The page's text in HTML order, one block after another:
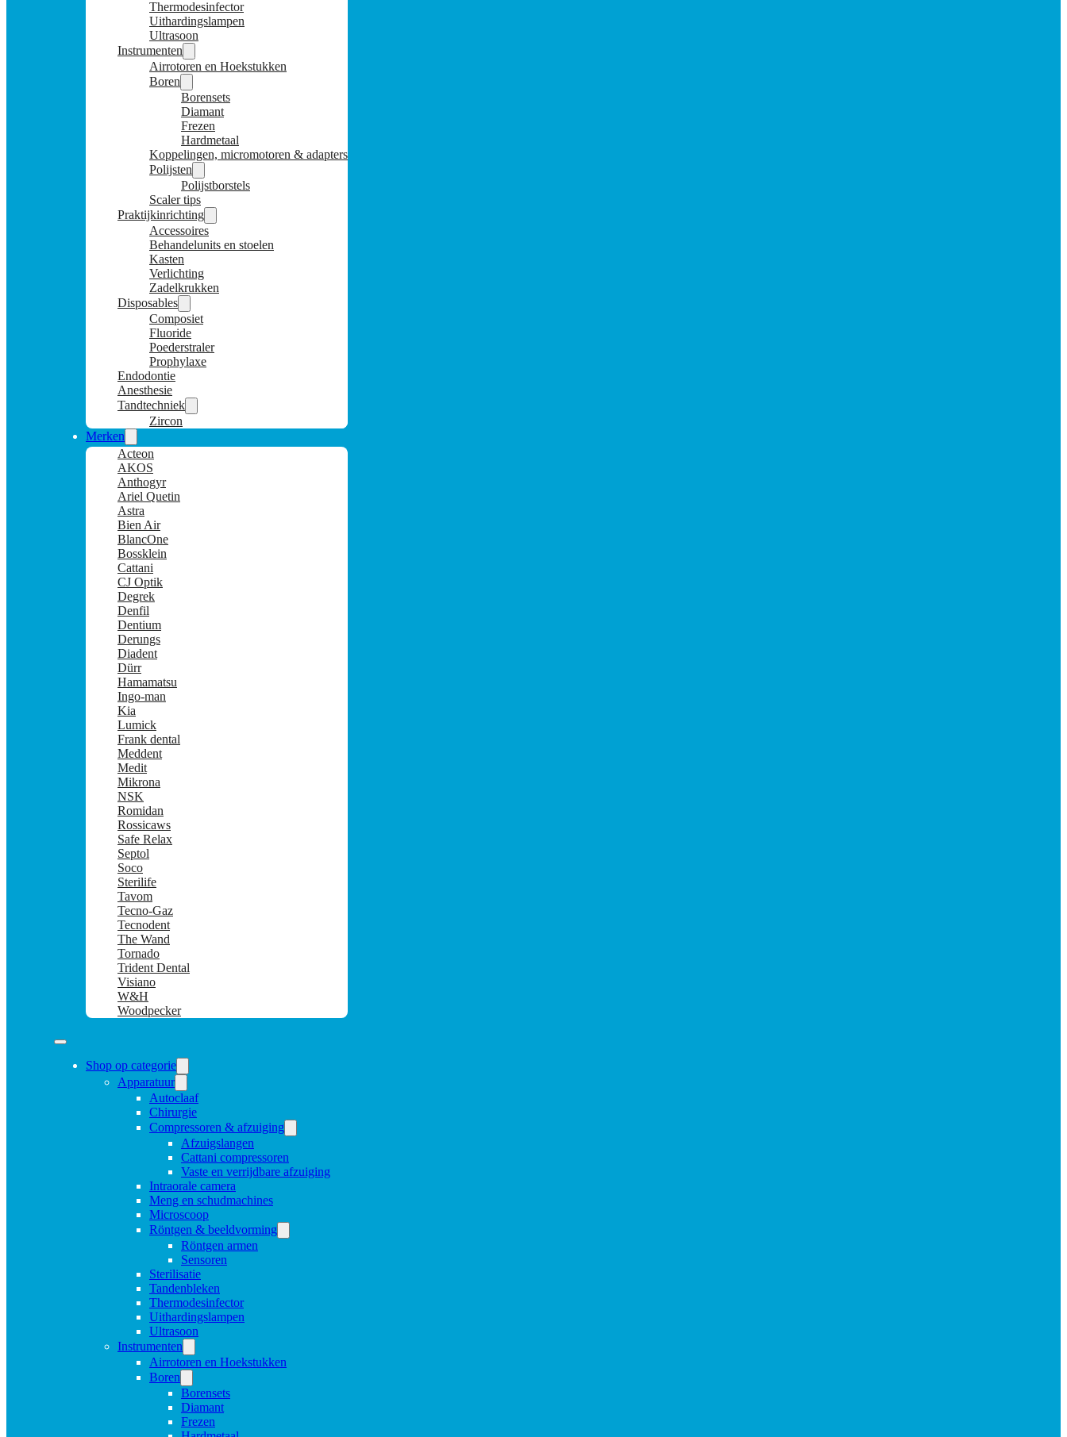
Thermodesinfector
Uithardingslampen
Ultrasoon
Instrumenten
Airrotoren en Hoekstukken
Boren
Borensets
Diamant
Frezen
Hardmetaal
Koppelingen, micromotoren & adapters
Polijsten
Polijstborstels
Scaler tips
Praktijkinrichting
Accessoires
Behandelunits en stoelen
Kasten
Verlichting
Zadelkrukken
Disposables
Composiet
Fluoride
Poederstraler
Prophylaxe
Endodontie
Anesthesie
Tandtechniek
Zircon
Merken
Acteon
AKOS
Anthogyr
Ariel Quetin
Astra
Bien Air
BlancOne
Bossklein
Cattani
CJ Optik
Degrek
Denfil
Dentium
Derungs
Diadent
Dürr
Hamamatsu
Ingo-man
Kia
Lumick
Frank dental
Meddent
Medit
Mikrona
NSK
Romidan
Rossicaws
Safe Relax
Septol
Soco
Sterilife
Tavom
Tecno-Gaz
Tecnodent
The Wand
Tornado
Trident Dental
Visiano
W&H
Woodpecker
Shop op categorie
Apparatuur
Autoclaaf
Chirurgie
Compressoren & afzuiging
Afzuigslangen
Cattani compressoren
Vaste en verrijdbare afzuiging
Intraorale camera
Meng en schudmachines
Microscoop
Röntgen & beeldvorming
Röntgen armen
Sensoren
Sterilisatie
Tandenbleken
Thermodesinfector
Uithardingslampen
Ultrasoon
Instrumenten
Airrotoren en Hoekstukken
Boren
Borensets
Diamant
Frezen